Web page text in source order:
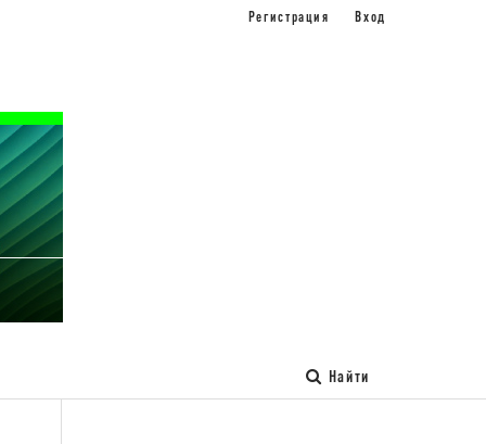
Найти
Регистрация Вход